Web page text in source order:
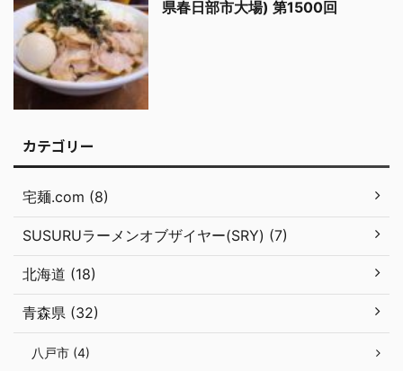
県春日部市大場) 第1500回
カテゴリー
宅麺.com (8)
SUSURUラーメンオブザイヤー(SRY) (7)
北海道 (18)
青森県 (32)
八戸市 (4)